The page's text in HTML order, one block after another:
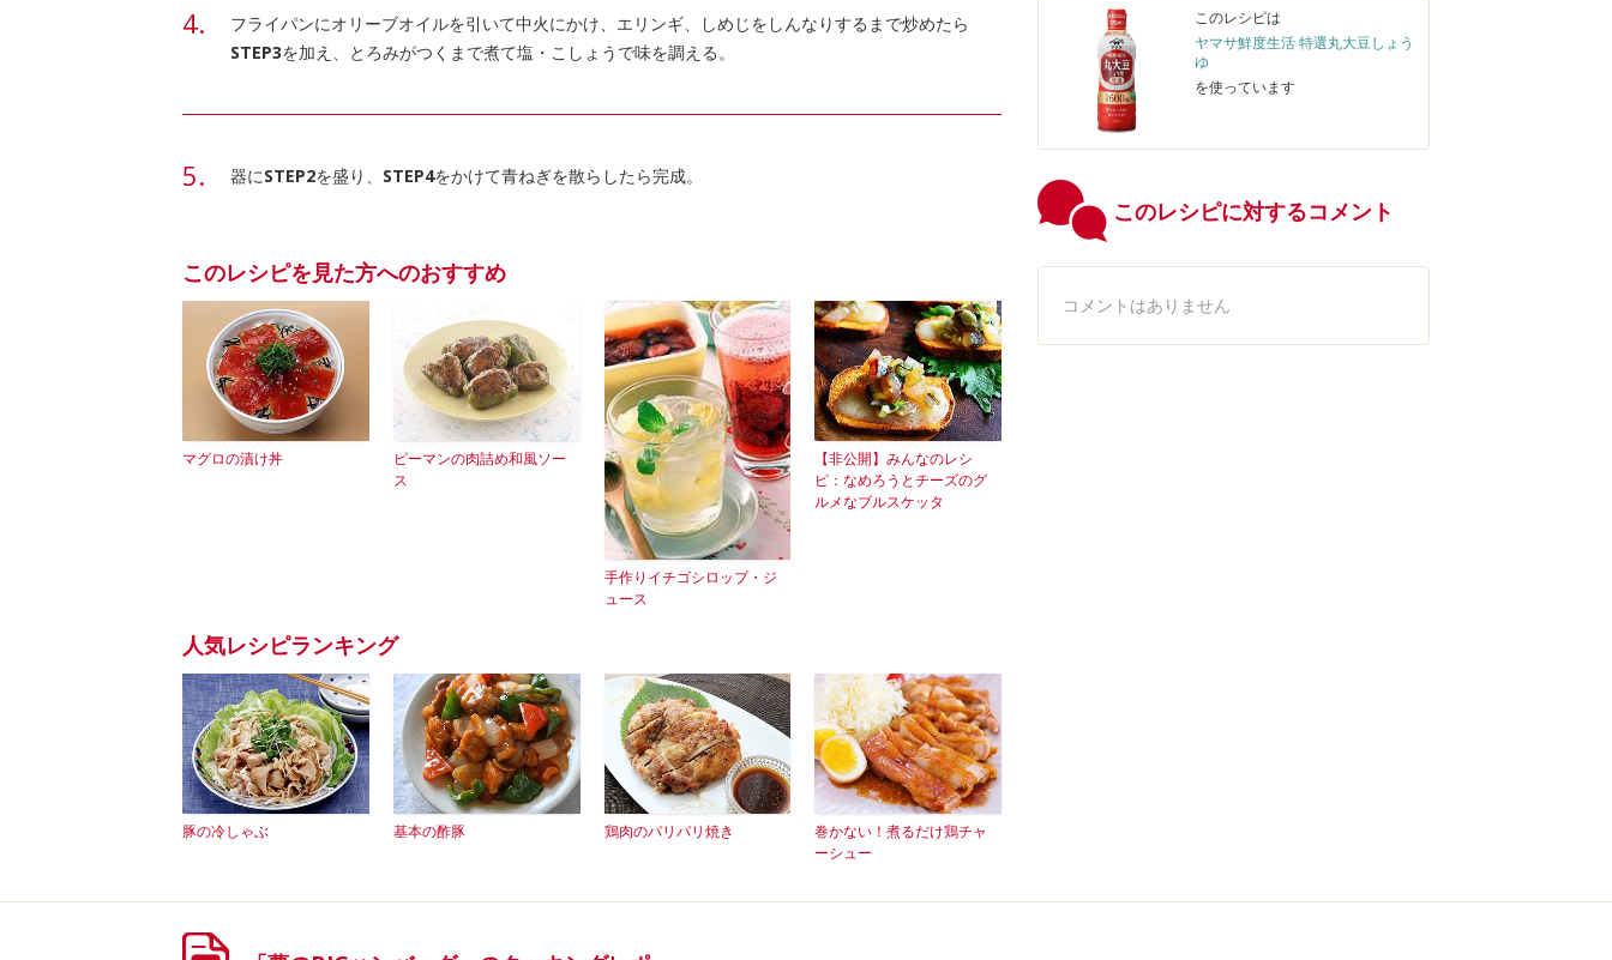
フライパンにオリーブオイルを引いて中火にかけ、エリンギ、しめじをしんなりするまで炒めたら
STEP3を加え、とろみがつくまで煮て塩・こしょうで味を調える。
器にSTEP2を盛り、 STEP4をかけて青ねぎを散らしたら完成。
このレシピを見た方へのおすすめ
マグロの漬け丼
ピーマンの肉詰め和風ソー
ス
手作りイチゴシロップ・ジ
ュース
【非公開】みんなのレシ
ピ：なめろうとチーズのグ
ルメなブルスケッタ
人気レシピランキング
豚の冷しゃぶ 基本の酢豚 鶏肉のパリパリ焼き
巻かない！煮るだけ鶏チャ
ーシュー
このレシピは
ヤマサ鮮度生活 特選丸大豆しょう
ゆ
を使っています
このレシピに対するコメント
コメントはありません